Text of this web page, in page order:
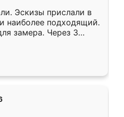
Эскизы прислали в
наиболее подходящий.
замера. Через 3
готова. Остались
Ренессанс
работу!